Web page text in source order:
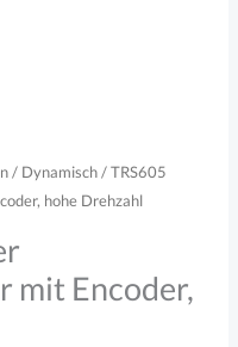
/ Dynamisch/ TRS605
hohe Drehzahl
mit Encoder,